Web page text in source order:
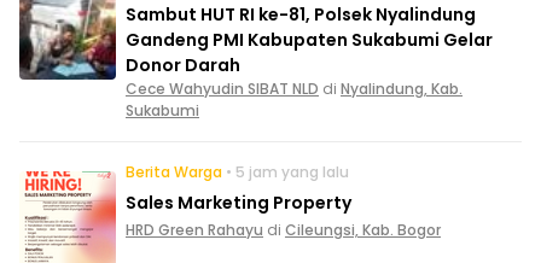
Sambut HUT RI ke-81, Polsek Nyalindung
Gandeng PMI Kabupaten Sukabumi Gelar
Donor Darah
Cece Wahyudin SIBAT NLD di Nyalindung, Kab.
Sukabumi
Berita Warga • 5 jam yang lalu
Sales Marketing Property
HRD Green Rahayu di Cileungsi, Kab. Bogor